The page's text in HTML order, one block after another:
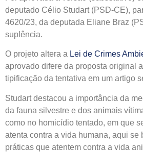
deputado Célio Studart (PSD-CE),
4620/23, da deputada Eliane Braz
suplência.
O projeto altera a Lei de Crimes
aprovado difere da proposta original
tipificação da tentativa em um artigo
Studart destacou a importância da
da fauna silvestre e dos animais
como no homicídio tentado, em que
atenta contra a vida humana, aqui se
práticas que atentem contra a vida